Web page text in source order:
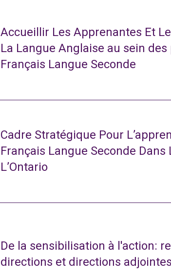
Accueillir Les Apprenantes Et
La Langue Anglaise au sein
Français Langue Seconde
Cadre Stratégique Pour
Français Langue Seconde Dans
L’Ontario
De la sensibilisation à l'action:
directions et directions adjointes